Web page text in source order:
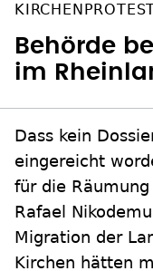
Behörde
im
Dass kein
eingereicht
für die
Rafael
Migration der
Kirchen hätten